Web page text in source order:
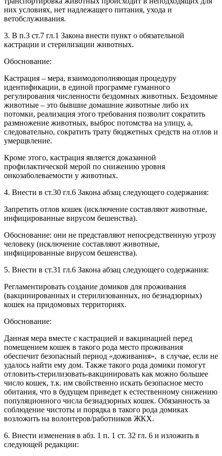
них условиях, нет надлежащего питания, ухода и
ветобслуживания.
3. В п.3 ст.7 гл.1 Закона внести пункт о обязательной
кастрации и стерилизации животных.
Обоснование:
Кастрация – мера, взаимодополняющая процедуру
идентификации, в единой программе гуманного
регулирования численности бездомных животных. Бездомные
животные – это бывшие домашние животные либо их
потомки, реализация этого требования позволит сократить
размножение животных, выброс потомства на улицу, а,
следовательно, сократить трату бюджетных средств на отлов и
умерщвление.
Кроме этого, кастрация является доказанной
профилактической мерой по снижению уровня
онкозаболеваемости у животных.
4. Внести в ст.30 гл.6 Закона абзац следующего содержания:
Запретить отлов кошек (исключение составляют животные,
инфицированные вирусом бешенства).
Обоснование: они не представляют непосредственную угрозу
человеку (исключение составляют животные,
инфицированные вирусом бешенства).
5. Внести в ст.31 гл.6 Закона абзац следующего содержания:
Регламентировать создание домиков для проживания
(вакцинированных и стерилизованных, но безнадзорных)
кошек на придомовых территориях.
Обоснование:
Данная мера вместе с кастрацией и вакцинацией перед
помещением кошек в такого рода место проживания
обеспечит безопасный период «доживания», в случае, если не
удалось найти ему дом. Также такого рода домики помогут
отловить-стерилизовать-вакцинировать как можно большее
число кошек, т.к. им свойственно искать безопасное место
обитания, что в будущем приведет к естественному снижению
популяционного числа безнадзорных кошек. Обязанность за
соблюдение чистоты и порядка в такого рода домиках
возложить на волонтеров/работников ЖКХ.
6. Внести изменения в абз. 1 п. 1 ст. 32 гл. 6 и изложить в
следующей редакции: